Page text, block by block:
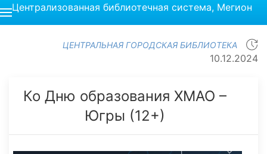
Централизованная библиотечная система, Мегион
ЦЕНТРАЛЬНАЯ ГОРОДСКАЯ БИБЛИОТЕКА
10.12.2024
Ко Дню образования ХМАО –
Югры (12+)